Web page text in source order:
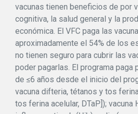
vacunas tienen beneficios de por
cognitiva, la salud general y la
económica. El VFC paga las
aproximadamente el 54% de los
no tienen seguro para cubrir las
poder pagarlas. El programa paga
de ≤6 años desde el inicio del
vacuna difteria, tétanos y tos
tos ferina acelular, DTaP]); vacuna